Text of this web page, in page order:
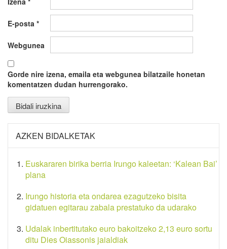
E-posta *
Webgunea
Gorde nire izena, emaila eta webgunea bilatzaile honetan
komentatzen dudan hurrengorako.
AZKEN BIDALKETAK
Euskararen birika berria Irungo kaleetan: ‘Kalean Bai’
plana
Irungo historia eta ondarea ezagutzeko bisita
gidatuen egitarau zabala prestatuko da udarako
Udalak inbertitutako euro bakoitzeko 2,13 euro sortu
ditu Dies Oiassonis jaialdiak